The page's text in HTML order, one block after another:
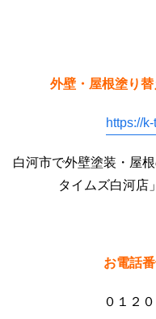
外壁・屋根塗り
https://
白河市で外壁塗装・屋
タイムズ白河店
お電話
０１２